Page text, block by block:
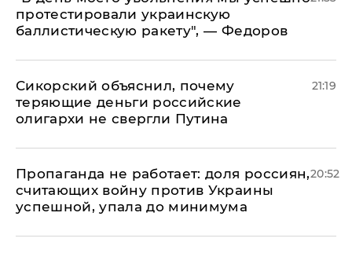
протестировали украинскую
баллистическую ракету", — Федоров
Сикорский объяснил, почему
теряющие деньги российские
олигархи не свергли Путина
21:19
​Пропаганда не работает: доля россиян,
считающих войну против Украины
успешной, упала до минимума
20:52